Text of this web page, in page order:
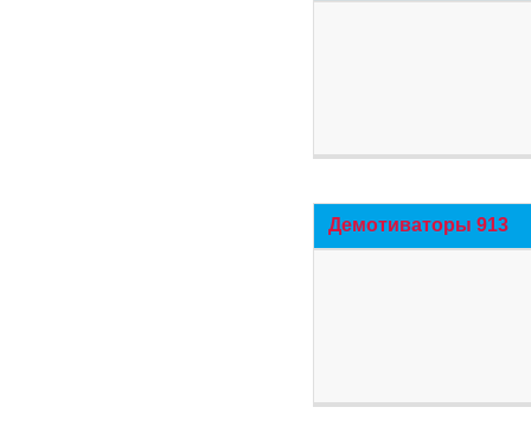
Демотиваторы 913